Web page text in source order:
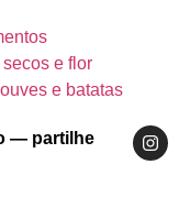
e flor
e batatas
— partilhe